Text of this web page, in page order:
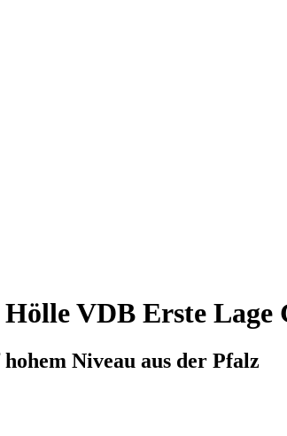
VDB Erste Lage
Niveau aus der Pfalz